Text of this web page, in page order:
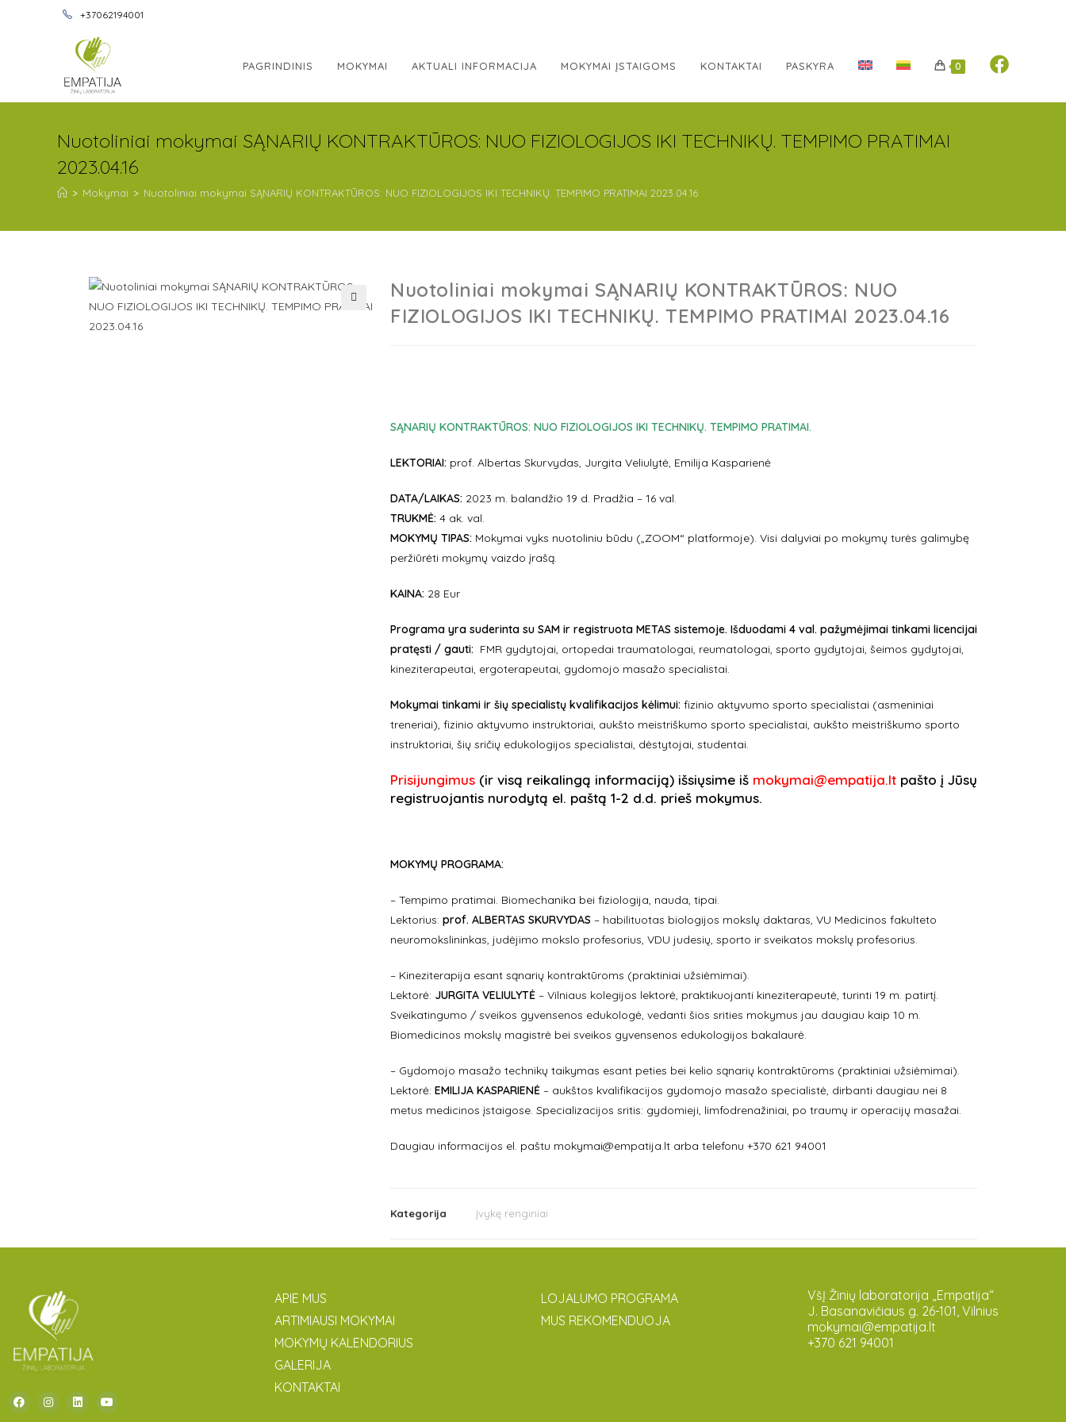
+37062194001
PAGRINDINIS MOKYMAI AKTUALI INFORMACIJA MOKYMAI ĮSTAIGOMS KONTAKTAI PASKYRA 0
Nuotoliniai mokymai SĄNARIŲ KONTRAKTŪROS: NUO FIZIOLOGIJOS IKI TECHNIKŲ. TEMPIMO PRATIMAI
2023.04.16
> Mokymai > Nuotoliniai mokymai SĄNARIŲ KONTRAKTŪROS: NUO FIZIOLOGIJOS IKI TECHNIKŲ. TEMPIMO PRATIMAI 2023.04.16
Nuotoliniai mokymai SĄNARIŲ KONTRAKTŪROS: NUO
FIZIOLOGIJOS IKI TECHNIKŲ. TEMPIMO PRATIMAI 2023.04.16
SĄNARIŲ KONTRAKTŪROS: NUO FIZIOLOGIJOS IKI TECHNIKŲ. TEMPIMO PRATIMAI.
LEKTORIAI: prof. Albertas Skurvydas, Jurgita Veliulytė, Emilija Kasparienė
DATA/LAIKAS: 2023 m. balandžio 19 d. Pradžia – 16 val.
TRUKMĖ: 4 ak. val.
MOKYMŲ TIPAS: Mokymai vyks nuotoliniu būdu („ZOOM“ platformoje). Visi dalyviai po mokymų turės galimybę
peržiūrėti mokymų vaizdo įrašą.
KAINA: 28 Eur
Programa yra suderinta su SAM ir registruota METAS sistemoje. Išduodami 4 val. pažymėjimai tinkami licencijai
pratęsti / gauti: FMR gydytojai, ortopedai traumatologai, reumatologai, sporto gydytojai, šeimos gydytojai,
kineziterapeutai, ergoterapeutai, gydomojo masažo specialistai.
Mokymai tinkami ir šių specialistų kvalifikacijos kėlimui: fizinio aktyvumo sporto specialistai (asmeniniai
treneriai), fizinio aktyvumo instruktoriai, aukšto meistriškumo sporto specialistai, aukšto meistriškumo sporto
instruktoriai, šių sričių edukologijos specialistai, dėstytojai, studentai.
Prisijungimus(ir visą reikalingą informaciją) išsiųsime iš mokymai@empatija.ltpašto į Jūsų
registruojantis nurodytą el. paštą 1-2 d.d. prieš mokymus.
MOKYMŲ PROGRAMA:
– Tempimo pratimai. Biomechanika bei fiziologija, nauda, tipai.
Lektorius: prof. ALBERTAS SKURVYDAS – habilituotas biologijos mokslų daktaras, VU Medicinos fakulteto
neuromokslininkas, judėjimo mokslo profesorius, VDU judesių, sporto ir sveikatos mokslų profesorius.
– Kineziterapija esant sąnarių kontraktūroms (praktiniai užsiėmimai).
Lektorė: JURGITA VELIULYTĖ– Vilniaus kolegijos lektorė, praktikuojanti kineziterapeutė, turinti 19 m. patirtį.
Sveikatingumo / sveikos gyvensenos edukologė, vedanti šios srities mokymus jau daugiau kaip 10 m.
Biomedicinos mokslų magistrė bei sveikos gyvensenos edukologijos bakalaurė.
– Gydomojo masažo technikų taikymas esant peties bei kelio sąnarių kontraktūroms (praktiniai užsiėmimai).
Lektorė: EMILIJA KASPARIENĖ– aukštos kvalifikacijos gydomojo masažo specialistė, dirbanti daugiau nei 8
metus medicinos įstaigose. Specializacijos sritis: gydomieji, limfodrenažiniai, po traumų ir operacijų masažai.
Daugiau informacijos el. paštu mokymai@empatija.lt arba telefonu +370 621 94001
Kategorija Įvykę renginiai
APIE MUS
ARTIMIAUSI MOKYMAI
MOKYMŲ KALENDORIUS
GALERIJA
KONTAKTAI
LOJALUMO PROGRAMA
MUS REKOMENDUOJA
VšĮ Žinių laboratorija „Empatija“
J. Basanavičiaus g. 26-101, Vilnius
mokymai@empatija.lt
+370 621 94001